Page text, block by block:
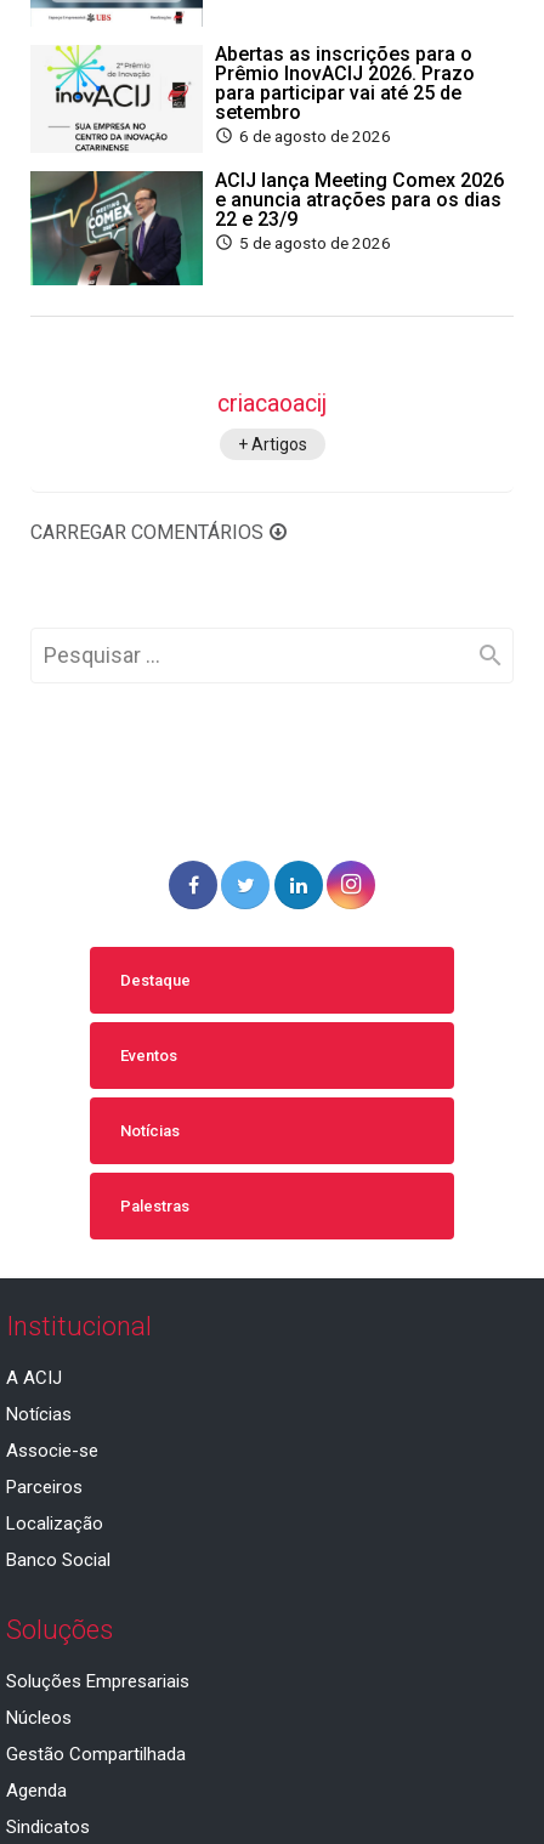
Abertas as inscrições para o
Prêmio InovACIJ 2026. Prazo
para participar vai até 25 de
setembro
6 de agosto de 2026
ACIJ lança Meeting Comex 2026
e anuncia atrações para os dias
22 e 23/9
5 de agosto de 2026
criacaoacij
+ Artigos
CARREGAR COMENTÁRIOS
Destaque
Eventos
Notícias
Palestras
Institucional
A ACIJ
Notícias
Associe-se
Parceiros
Localização
Banco Social
Soluções
Soluções Empresariais
Núcleos
Gestão Compartilhada
Agenda
Sindicatos